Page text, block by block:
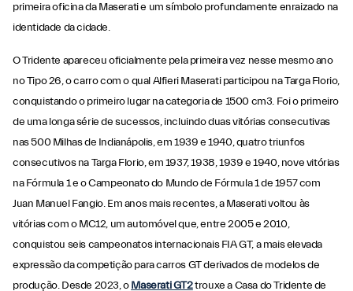
primeira oficina da Maserati e um símbolo profundamente enraizado na
identidade da cidade.
O Tridente apareceu oficialmente pela primeira vez nesse mesmo ano
no Tipo 26, o carro com o qual Alfieri Maserati participou na Targa Florio,
conquistando o primeiro lugar na categoria de 1500 cm3. Foi o primeiro
de uma longa série de sucessos, incluindo duas vitórias consecutivas
nas 500 Milhas de Indianápolis, em 1939 e 1940, quatro triunfos
consecutivos na Targa Florio, em 1937, 1938, 1939 e 1940, nove vitórias
na Fórmula 1 e o Campeonato do Mundo de Fórmula 1 de 1957 com
Juan Manuel Fangio. Em anos mais recentes, a Maserati voltou às
vitórias com o MC12, um automóvel que, entre 2005 e 2010,
conquistou seis campeonatos internacionais FIA GT, a mais elevada
expressão da competição para carros GT derivados de modelos de
produção. Desde 2023, oMaserati GT2trouxe a Casa do Tridente de